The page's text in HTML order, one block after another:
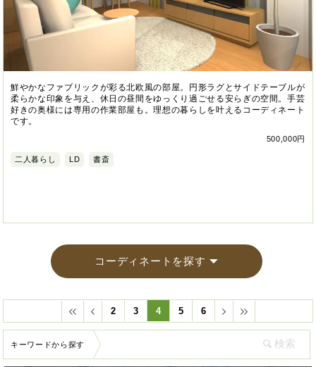
鮮やかなファブリックが彩る北欧風の部屋。円形ラグとサイドテーブルが
柔らかな印象を与え、休日の昼間をゆっくり過ごせる安らぎの空間。手芸
好きの奥様には専用の作業部屋も。理想の暮らしを叶えるコーディネート
です。
500,000円
二人暮らし LD 書斎
コーディネートを探す
2 3 4 5 6
キーワードから探す